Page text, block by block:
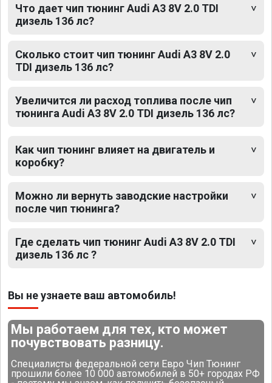
Что дает чип тюнинг Audi A3 8V 2.0 TDI
дизель 136 лс?
Сколько стоит чип тюнинг Audi A3 8V 2.0
TDI дизель 136 лс?
Увеличится ли расход топлива после чип
тюнинга Audi A3 8V 2.0 TDI дизель 136 лс?
Как чип тюнинг влияет на двигатель и
коробку?
Можно ли вернуть заводские настройки
после чип тюнинга?
Где сделать чип тюнинг Audi A3 8V 2.0 TDI
дизель 136 лс ?
Вы не узнаете ваш автомобиль!
Мы работаем для тех, кто может
почувствовать разницу.
Специалисты федеральной сети Евро Чип Тюнинг
прошили более 10 000 автомобилей в 50+ городах РФ